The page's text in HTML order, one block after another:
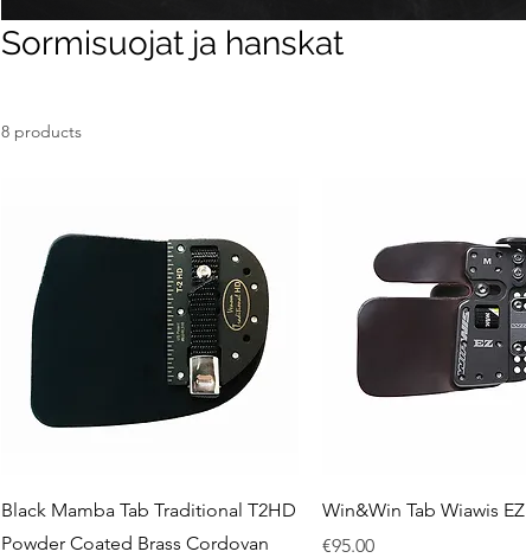
Sormisuojat ja hanskat
8 products
Black Mamba Tab Traditional T2HD
Powder Coated Brass Cordovan
Win&Win Tab Wiawis EZ
Price
€95.00